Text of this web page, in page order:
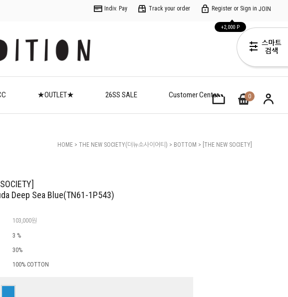
Indiv. Pay Track your order Register or Sign in JOIN
+2,000 P
★OUTLET★ 26SS SALE Customer Center 0
HOME > THE NEW SOCIETY(더뉴소사이어티) > BOTTOM > [THE NEW SOCIETY]
Deep Sea Blue(TN61-1P543)
103,000원
3 %
30%
100% COTTON